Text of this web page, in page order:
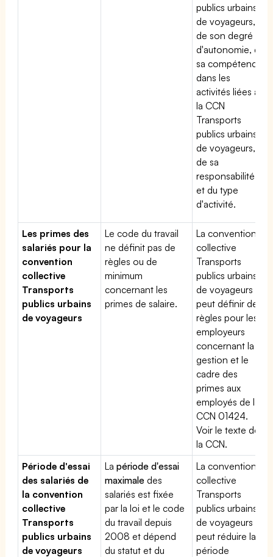
publics urbains
de voyageurs,
de son degré
d'autonomie, de
sa compétence
dans les
activités liées à
la CCN
Transports
publics urbains
de voyageurs,
de sa
responsabilité
et du type
d'activité.
Les primes des
salariés pour la
convention
collective
Transports
publics urbains
de voyageurs
Le code du travail
ne définit pas de
règles ou de
minimum
concernant les
primes de salaire.
La convention
collective
Transports
publics urbains
de voyageurs
peut définir des
règles pour les
employeurs
concernant la
gestion et le
cadre des
primes aux
employés de la
CCN 01424.
Voir le texte de
la CCN.
Période d'essai
des salariés de
la convention
collective
Transports
publics urbains
de voyageurs
Lapériode d'essai
maximale des
salariés est fixée
par la loi et le code
du travail depuis
2008 et dépend
du statut et du
La convention
collective
Transports
publics urbains
de voyageurs
peut réduire la
période